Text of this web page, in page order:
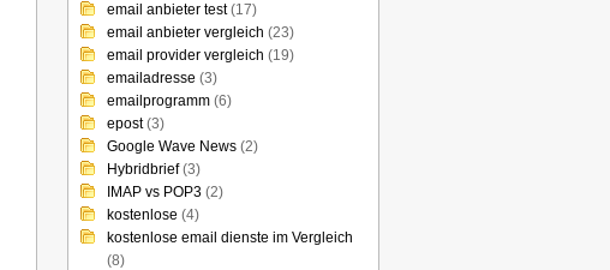
email anbieter test(17)
email anbieter vergleich (23)
email provider vergleich (19)
emailadresse (3)
emailprogramm (6)
epost(3)
Google Wave News (2)
Hybridbrief(3)
IMAP vs POP3 (2)
kostenlose (4)
kostenlose email dienste im Vergleich
(8)